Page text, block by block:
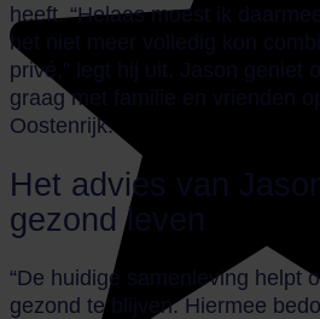
heeft. “Helaas moest ik
het niet meer volledig kon
privé,” legt hij uit. Jason geniet
graag met familie en vrienden
Oostenrijk.
Het advies van
gezond leven
“De huidige samenleving helpt
gezond te blijven. Hiermee